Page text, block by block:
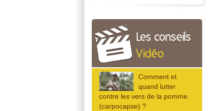
Les conseils
Vidéo
Comment et
quand lutter
contre les vers de la pomme
(carpocapse) ?